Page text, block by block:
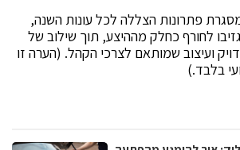
פתרונות הצללה לכל עונות השנה,
לחורף כחלק מההיצע, תוך שילוב של
ועיצוב שמותאם לצרכי הקהל. (הערה זו
בלבד.)